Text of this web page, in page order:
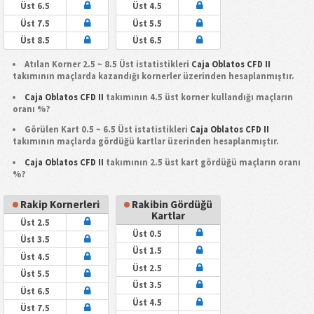
Üst 6.5
Üst 7.5
Üst 8.5
Üst 4.5
Üst 5.5
Üst 6.5
Atılan Korner 2.5 ~ 8.5 Üst istatistikleri Caja Oblatos CFD II
takımının maçlarda kazandığı kornerler üzerinden hesaplanmıştır.
Caja Oblatos CFD II takımının 4.5 üst korner kullandığı maçların
oranı %?
Görülen Kart 0.5 ~ 6.5 Üst istatistikleri Caja Oblatos CFD II
takımının maçlarda gördüğü kartlar üzerinden hesaplanmıştır.
Caja Oblatos CFD II takımının 2.5 üst kart gördüğü maçların oranı
%?
Rakip Kornerleri
Üst 2.5
Üst 3.5
Üst 4.5
Üst 5.5
Üst 6.5
Üst 7.5
Rakibin Gördüğü
Kartlar
Üst 0.5
Üst 1.5
Üst 2.5
Üst 3.5
Üst 4.5